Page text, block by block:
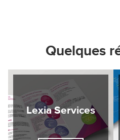
Quelques
Lexia Services